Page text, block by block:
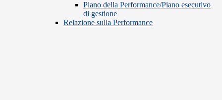
Piano della Performance/Piano esecutivo
di gestione
Relazione sulla Performance